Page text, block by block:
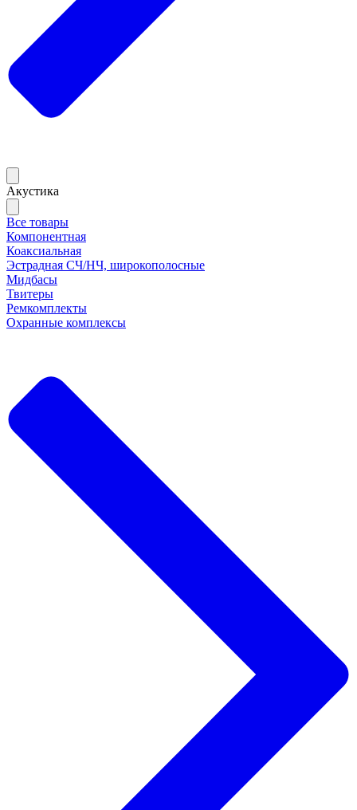
Акустика
Все товары
Компонентная
Коаксиальная
Эстрадная СЧ/НЧ, широкополосные
Мидбасы
Твитеры
Ремкомплекты
Охранные комплексы